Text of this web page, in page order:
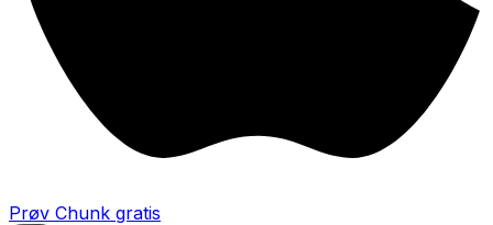
Prøv Chunk gratis